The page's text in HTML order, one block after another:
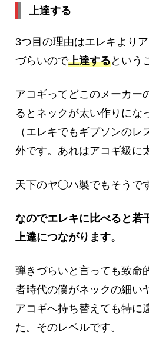
上達する
3つ目の理由はエレキより
づらいので上達するという
アコギってどこのメーカー
るとネックが太い作りにな
（エレキでもギブソンのレ
外です。あれはアコギ級に
天下のヤ◯ハ製でもそうで
なのでエレキに比べると若
上達につながります。
弾きづらいと言っても致命
者時代の僕がネックの細い
アコギへ持ち替えても特に
た。そのレベルです。